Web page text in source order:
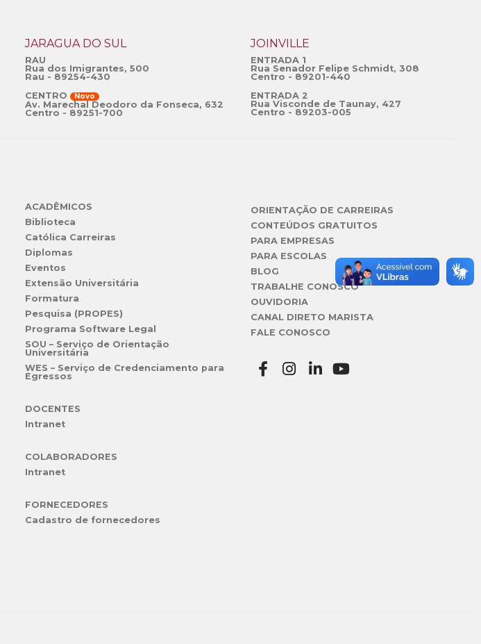
JARAGUÁ DO SUL
RAU
Rua dos Imigrantes, 500
Rau - 89254-430
CENTRO
Novo
Av. Marechal Deodoro da Fonseca, 632
Centro - 89251-700
JOINVILLE
ENTRADA 1
Rua Senador Felipe Schmidt, 308
Centro - 89201-440
ENTRADA 2
Rua Visconde de Taunay, 427
Centro - 89203-005
ACADÊMICOS
Biblioteca
Católica Carreiras
Diplomas
Eventos
Extensão Universitária
Formatura
Pesquisa (PROPES)
Programa Software Legal
SOU – Serviço de Orientação
Universitária
WES – Serviço de Credenciamento para
Egressos
DOCENTES
Intranet
COLABORADORES
Intranet
FORNECEDORES
Cadastro de fornecedores
ORIENTAÇÃO DE CARREIRAS
CONTEÚDOS GRATUITOS
PARA EMPRESAS
PARA ESCOLAS
BLOG
TRABALHE CONOSCO
OUVIDORIA
CANAL DIRETO MARISTA
FALE CONOSCO